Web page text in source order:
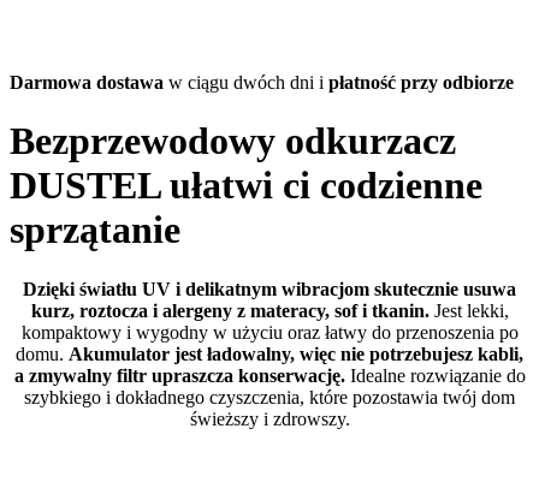
Darmowa dostawa w ciągu dwóch dni i płatność przy odbiorze
Bezprzewodowy odkurzacz
DUSTEL ułatwi ci codzienne
sprzątanie
Dzięki światłu UV i delikatnym wibracjom skutecznie usuwa
kurz, roztocza i alergeny z materacy, sof i tkanin.Jest lekki,
kompaktowy i wygodny w użyciu oraz łatwy do przenoszenia po
domu. Akumulator jest ładowalny, więc nie potrzebujesz kabli,
a zmywalny filtr upraszcza konserwację.Idealne rozwiązanie do
szybkiego i dokładnego czyszczenia, które pozostawia twój dom
świeższy i zdrowszy.